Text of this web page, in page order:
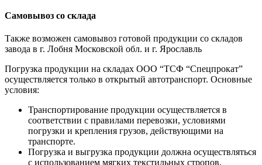
Самовывоз со склада
Также возможен самовывоз готовой продукции со складов
завода в г. Лобня Московской обл. и г. Ярославль
Погрузка продукции на складах ООО “ТСФ “Спецпрокат”
осуществляется только в открытый автотранспорт. Основные
условия:
Транспортирование продукции осуществляется в
соответствии с правилами перевозки, условиями
погрузки и крепления грузов, действующими на
транспорте.
Погрузка и выгрузка продукции должна осуществляться
с использованием мягких текстильных стропов,